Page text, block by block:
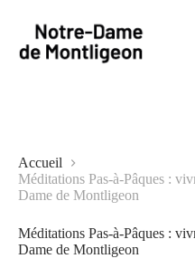
contenu
Accueil
Méditations Pas-à-Pâques :
Dame de Montligeon
Méditations Pas-à-Pâques :
Dame de Montligeon